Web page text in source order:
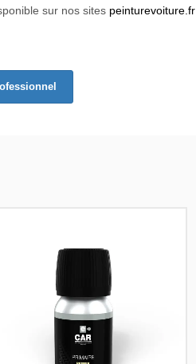
sur nos sites peinturevoiture.fr